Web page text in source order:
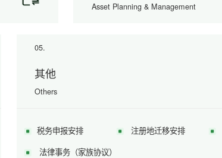
Asset Planning & Management
05.
其他
Others
税务申报安排 注册地迁移安排
法律事务（家族协议）